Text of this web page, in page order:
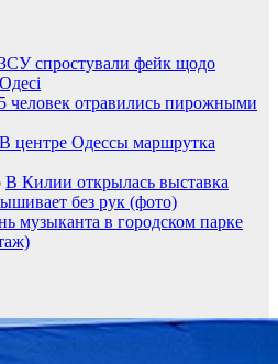
спростували фейк щодо
человек отравились пирожными
В центре Одессы маршрутка
В Килии открылась выставка
без рук (фото)
музыканта в городском парке